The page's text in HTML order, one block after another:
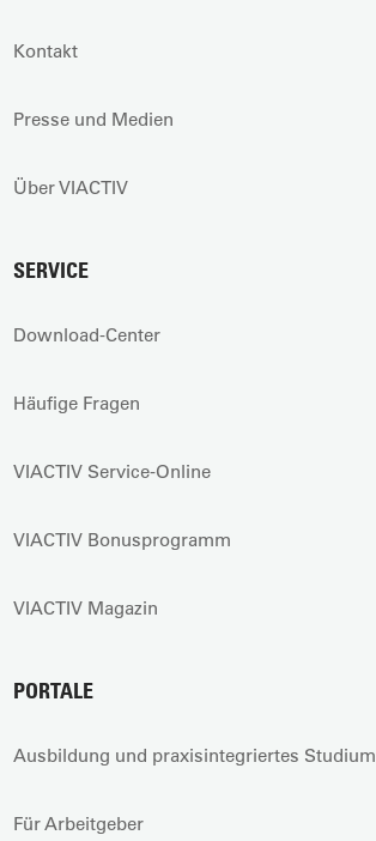
Kontakt
Presse und Medien
Über VIACTIV
SERVICE
Download-Center
Häufige Fragen
VIACTIV Service-Online
VIACTIV Bonusprogramm
VIACTIV Magazin
PORTALE
Ausbildung und praxisintegriertes Studium
Für Arbeitgeber